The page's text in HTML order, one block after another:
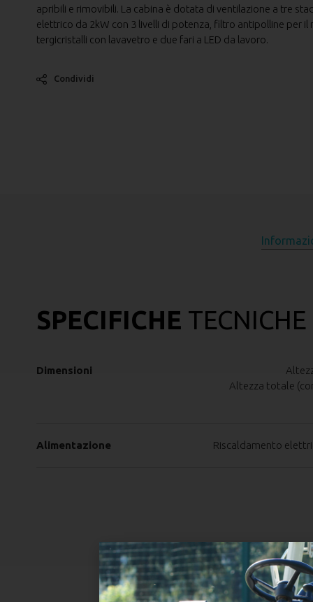
apribili e rimovibili. La cabina è dotata di ventilazione a tre
elettrico da 2kW con 3 livelli di potenza, filtro antipolline per
tergicristalli con lavavetro e due fari a LED da lavoro.
Condividi
SPECIFICHE TECNICHE
Dimensioni
Altezza totale
Alimentazione Riscaldamento